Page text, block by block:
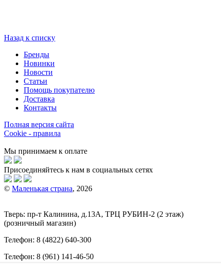
Назад к списку
Бренды
Новинки
Новости
Статьи
Помощь покупателю
Доставка
Контакты
Полная версия сайта
Cookie - правила
Мы принимаем к оплате
Присоединяйтесь к нам в социальных сетях
© Маленькая страна, 2026
Тверь: пр-т Калинина, д.13А, ТРЦ РУБИН-2 (2 этаж)
(розничный магазин)
Телефон: 8 (4822) 640-300
Телефон: 8 (961) 141-46-50